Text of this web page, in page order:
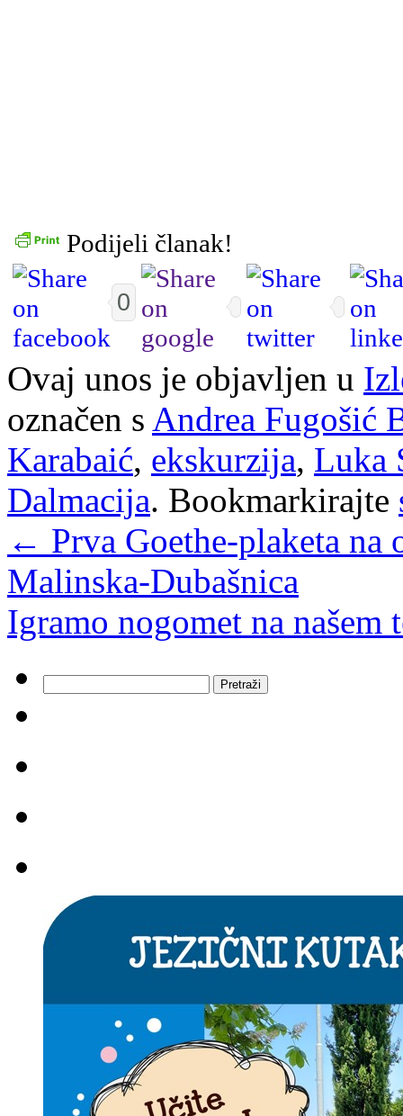
Podijeli članak!
0
Ovaj unos je objavljen u
označen s Andrea Fugošić
Karabaić, ekskurzija, Luka
Dalmacija. Bookmarkirajte
← Prva Goethe-plaketa
Malinska-Dubašnica
Igramo nogomet na našem